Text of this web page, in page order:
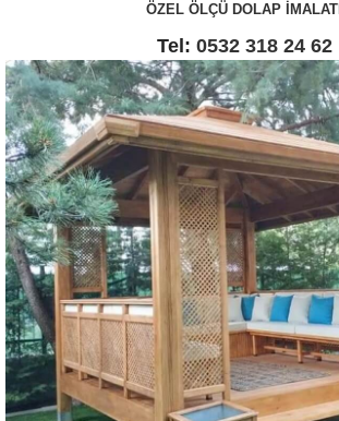
ÖZEL ÖLÇÜ DOLAP İMALATI
Tel: 0532 318 24 62